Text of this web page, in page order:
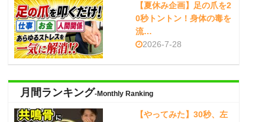
【夏休み企画】足の爪を2
0秒トントン！身体の毒を
流…
2026-7-28
月間ランキング-Monthly Ranking
【やってみた】30秒、左